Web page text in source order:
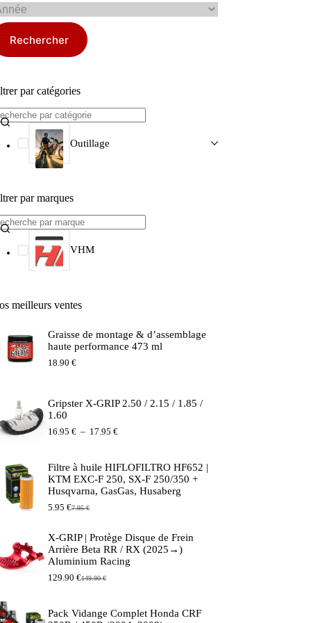
Rechercher
par catégories
Outillage
par marques
VHM
meilleurs ventes
Graisse de montage & d’assemblage
haute performance 473 ml
18.90 €
Gripster X-GRIP 2.50 / 2.15 / 1.85 /
1.60
16.95 € – 17.95 €Plage
16.95 €
à
17.95 €
Filtre à huile HIFLOFILTRO HF652 |
KTM EXC-F 250, SX-F 250/350 +
Husqvarna, GasGas, Husaberg
7.95€
Le
initial
était :
7.95 €.
5.95 €
Le
actuel
est :
5.95 €.
X-GRIP | Protège Disque de Frein
Arrière Beta RR / RX (2025→)
Aluminium Racing
149.90€
Le
était :
129.90 €
Le
est :
Pack Vidange Complet Honda CRF